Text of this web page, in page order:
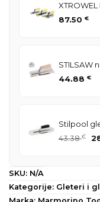
87.50 €
STILSAW
44.88 €
Stilpool
43.38€
SKU: N/A
Kategorije: Gleteri i